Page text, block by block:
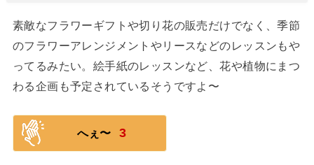
素敵なフラワーギフトや切り花の販売だけでなく、季節
のフラワーアレンジメントやリースなどのレッスンもや
ってるみたい。絵手紙のレッスンなど、花や植物にまつ
わる企画も予定されているそうですよ〜
へぇ〜 3